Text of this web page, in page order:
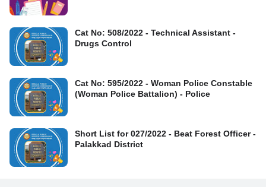
Cat No: 508/2022 - Technical Assistant -
Drugs Control
Cat No: 595/2022 - Woman Police Constable
(Woman Police Battalion) - Police
Short List for 027/2022 - Beat Forest Officer -
Palakkad District